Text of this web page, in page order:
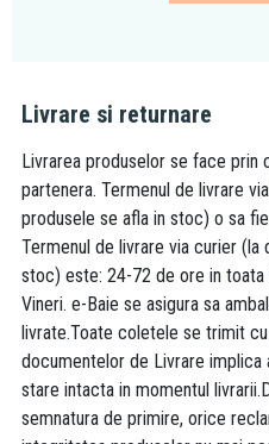
Livrare si returnare
Livrarea produselor se face prin
partenera. Termenul de livrare
produsele se afla in stoc) o sa
Termenul de livrare via curier (la
stoc) este: 24-72 de ore in
Vineri. e-Baie se asigura sa
livrate.Toate coletele se trimit
documentelor de Livrare implica
stare intacta in momentul
semnatura de primire, orice